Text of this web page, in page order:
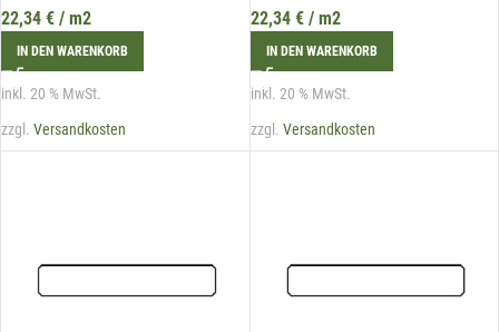
22,34 € / m2
IN DEN WARENKORB
inkl. 20 % MwSt.
zzgl. Versandkosten
22,34 €/ m2
IN DEN WARENKORB
inkl. 20 % MwSt.
zzgl. Versandkosten